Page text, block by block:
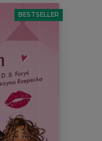
BESTSELLER